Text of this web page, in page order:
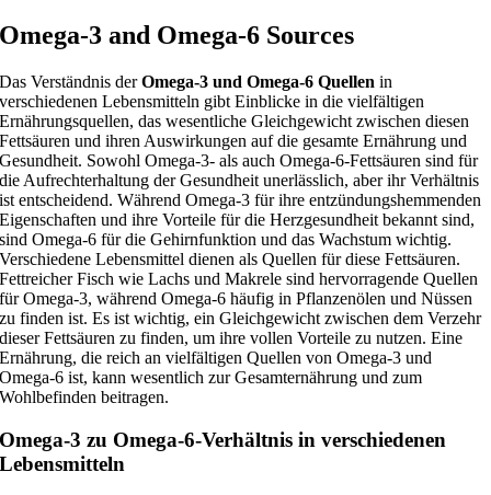
Omega-3 and Omega-6 Sources
Das Verständnis derOmega-3 und Omega-6 Quellen in
verschiedenen Lebensmitteln gibt Einblicke in die vielfältigen
Ernährungsquellen, das wesentliche Gleichgewicht zwischen diesen
Fettsäuren und ihren Auswirkungen auf die gesamte Ernährung und
Gesundheit. Sowohl Omega-3- als auch Omega-6-Fettsäuren sind für
die Aufrechterhaltung der Gesundheit unerlässlich, aber ihr Verhältnis
ist entscheidend. Während Omega-3 für ihre entzündungshemmenden
Eigenschaften und ihre Vorteile für die Herzgesundheit bekannt sind,
sind Omega-6 für die Gehirnfunktion und das Wachstum wichtig.
Verschiedene Lebensmittel dienen als Quellen für diese Fettsäuren.
Fettreicher Fisch wie Lachs und Makrele sind hervorragende Quellen
für Omega-3, während Omega-6 häufig in Pflanzenölen und Nüssen
zu finden ist. Es ist wichtig, ein Gleichgewicht zwischen dem Verzehr
dieser Fettsäuren zu finden, um ihre vollen Vorteile zu nutzen. Eine
Ernährung, die reich an vielfältigen Quellen von Omega-3 und
Omega-6 ist, kann wesentlich zur Gesamternährung und zum
Wohlbefinden beitragen.
Omega-3 zu Omega-6-Verhältnis in verschiedenen
Lebensmitteln